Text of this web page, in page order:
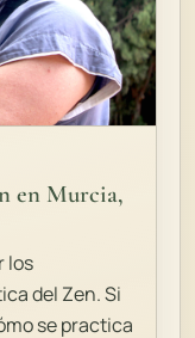
en Murcia,
los
del Zen. Si
se practica